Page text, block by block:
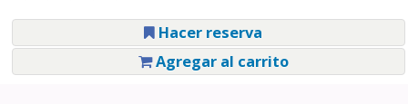
Hacer reserva
Agregar al carrito